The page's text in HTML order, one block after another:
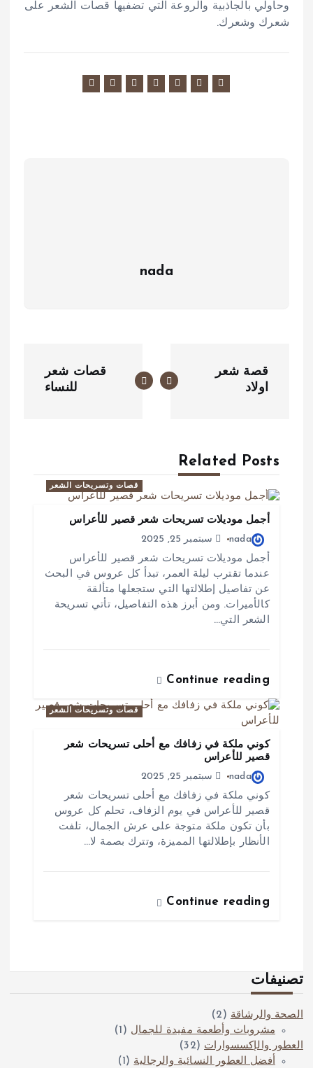
وحاولي بالجاذبية والروعة التي تضفيها قصات الشعر على
شعرك وشعرك.
nada
قصة شعر
اولاد
قصات شعر
للنساء
Related Posts
قصات وتسريحات الشعر
أجمل موديلات تسريحات شعر قصير للأعراس
nada
سبتمبر 25, 2025
أجمل موديلات تسريحات شعر قصير للأعراس
عندما تقترب ليلة العمر، تبدأ كل عروس في البحث
عن تفاصيل إطلالتها التي ستجعلها متألقة
كالأميرات. ومن أبرز هذه التفاصيل، تأتي تسريحة
الشعر التي…
Continue reading
قصات وتسريحات الشعر
كوني ملكة في زفافك مع أحلى تسريحات شعر
قصير للأعراس
nada
سبتمبر 25, 2025
كوني ملكة في زفافك مع أحلى تسريحات شعر
قصير للأعراس في يوم الزفاف، تحلم كل عروس
بأن تكون ملكة متوجة على عرش الجمال، تلفت
الأنظار بإطلالتها المميزة، وتترك بصمة لا…
Continue reading
تصنيفات
الصحة والرشاقة (2)
مشروبات وأطعمة مفيدة للجمال (1)
العطور والإكسسوارات (32)
أفضل العطور النسائية والرجالية (1)